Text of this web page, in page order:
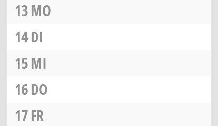
13MO
14DI
15MI
16DO
17FR